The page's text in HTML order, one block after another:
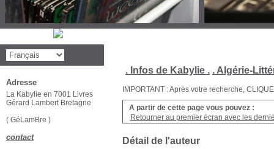
. Infos de Kabylie . . Algérie-
IMPORTANT : Après votre recherche,
A partir de cette page vous pouvez :
Retourner au premier écran avec les
Détail de l'auteur
Adresse
La Kabylie en 7001 Livres
Gérard Lambert Bretagne
( GéLamBre )
contact